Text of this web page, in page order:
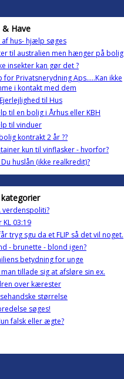
& Have
hus- hjælp søges
til australien men hænger på bolig
insekter kan gør det ?
for Privatsnerydning Aps.....Kan ikke
i kontakt med dem
til Hus
til en bolig i Århus eller KBH
til vinduer
kontrakt 2 år ??
kun til vinflasker - hvorfor?
huslån (ikke realkredit)?
verdenspoliti?
KL 03:19
tryg sgu da et FLIP så det vil noget.
- brunette - blond igen?
betydning for unge
man tillade sig at afsløre sin ex.
over kærester
størrelse
søges!
falsk eller ægte?